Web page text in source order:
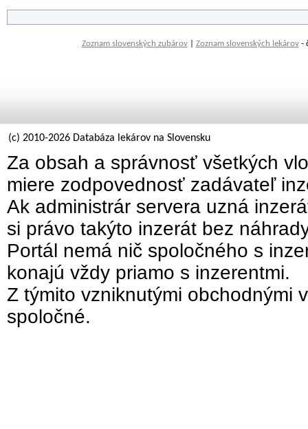
Zoznam slovenských zubárov| Zoznam slovenských lekárov-
(c) 2010-2026 Databáza lekárov na Slovensku
Za obsah a správnosť všetkých
miere zodpovednosť zadávateľ
Ak administrár servera uzná
si právo takýto inzerát bez
Portál nemá nič spoločného s
konajú vždy priamo s inzerentmi.
Z týmito vzniknutými obchodnými
spoločné.